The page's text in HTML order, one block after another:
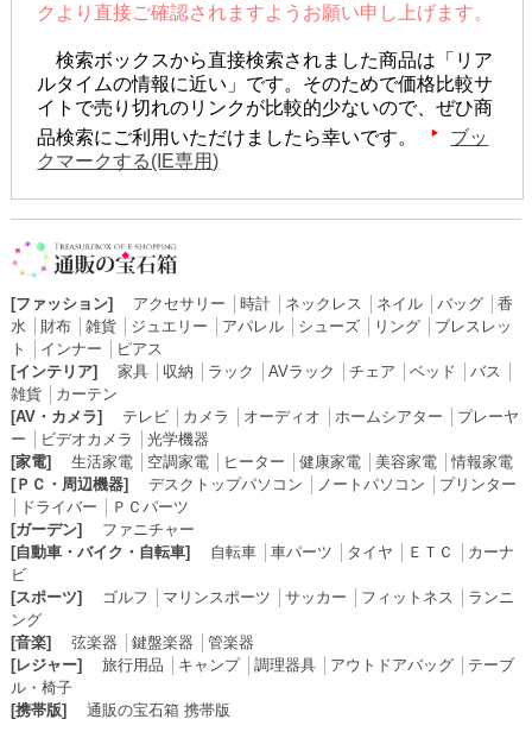
クより直接ご確認されますようお願い申し上げます。
検索ボックスから直接検索されました商品は「リア
ルタイムの情報に近い」です。そのためで価格比較サ
イトで売り切れのリンクが比較的少ないので、ぜひ商
品検索にご利用いただけましたら幸いです。
ブッ
クマークする(IE専用)
[ファッション] アクセサリー 時計│ ネックレス ネイル│ バッグ│ 香
水
財布│ 雑貨│ ジュエリー アパレル│ シューズ│ リング│ ブレスレッ
ト
インナー
ピアス
[インテリア]
家具│ 収納 ラック AVラック チェア ベッド バス
雑貨│ カーテン
[AV・カメラ]
テレビ│ カメラ オーディオ ホームシアター
プレーヤ
ー
ビデオカメラ
光学機器
[家電]
生活家電│ 空調家電│ ヒーター 健康家電│ 美容家電│情報家電
[ＰＣ・周辺機器]
デスクトップパソコン ノートパソコン
プリンター
ドライバー
ＰＣパーツ
[ガーデン]
ファニチャー
[自動車・バイク・自転車]
自転車│ 車パーツ タイヤ ＥＴＣ
カーナ
ビ
[スポーツ]
ゴルフ マリンスポーツ サッカー フィットネス
ランニ
ング
[音楽]
弦楽器 鍵盤楽器
管楽器
[レジャー]
旅行用品 キャンプ│ 調理器具│ アウトドアバッグ│ テーブ
ル・椅子
[携帯版]
通販の宝石箱 携帯版